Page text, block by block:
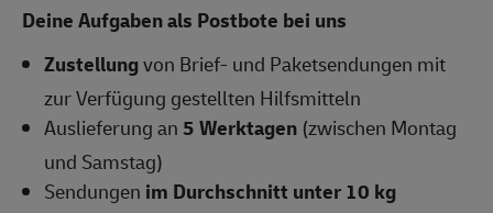
Deine Aufgaben als Postbote bei uns
Zustellungvon Brief- und Paketsendungen mit
zur Verfügung gestellten Hilfsmitteln
Auslieferung an5 Werktagen (zwischen Montag
und Samstag)
Sendungen im Durchschnitt unter 10 kg